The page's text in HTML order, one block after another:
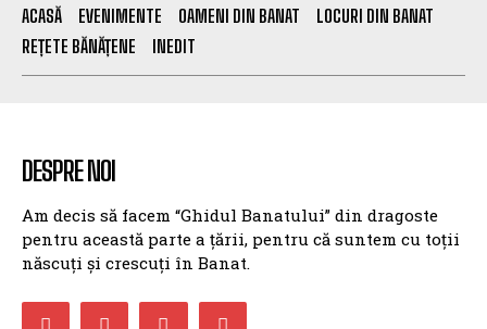
ACASĂ EVENIMENTE OAMENI DIN BANAT
LOCURI DIN BANAT
REȚETE BĂNĂȚENE
INEDIT
DESPRE NOI
Am decis să facem “Ghidul Banatului” din dragoste
pentru această parte a țării, pentru că suntem cu toții
născuți și crescuți în Banat.